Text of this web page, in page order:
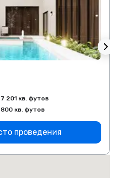
7 201 кв. футов
800 кв. футов
проведения